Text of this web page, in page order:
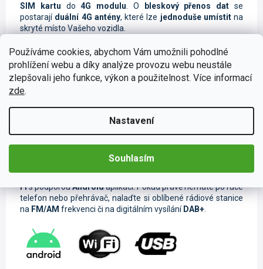
Používáme cookies, abychom Vám umožnili pohodlné
prohlížení webu a díky analýze provozu webu neustále
zlepšovali jeho funkce, výkon a použitelnost. Více informací
zde.
Nastavení
Souhlasím
SIM kartu do4G modulu . O bleskový přenos dat se
postarají duální 4G antény, které lze jednoduše umístitna
skryté místo Vašeho vozidla.
Muzika z mobilu či tabletu
Při poslechu oblíbené skladby během cestování se čas Vaší
Svou oblíbenou hudbu a videa můžete sdílet pomocí
Bluetooth . Lze také jednoduše nahrávky
streamovat ze svého chytrého zařízení pomocí funkceWi-
Fis podporouAndroidaplikací. Pokud právě nemáte po ruce
telefon nebo přehrávač, nalaďte si oblíbené rádiové stanice
na FM/AM frekvenci či na digitálním vysílání DAB+